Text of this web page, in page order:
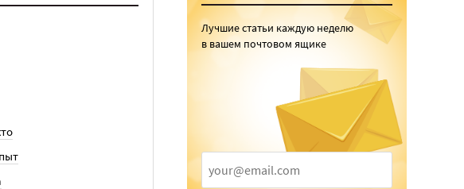
Лучшие статьи каждую неделю
в вашем почтовом ящике